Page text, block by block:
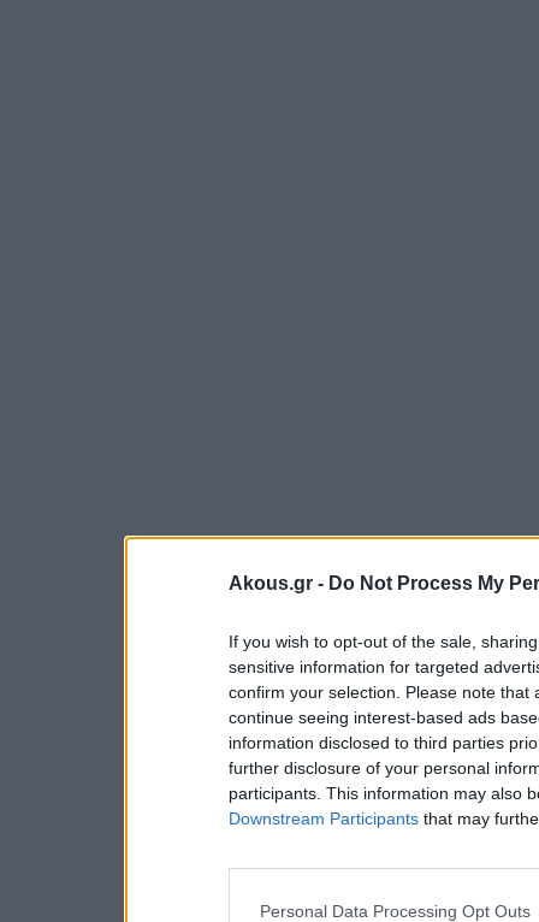
Akous.gr - Do Not Process My
If you wish to opt-out of the sale,
sensitive information for targeted
confirm your selection. Please note
continue seeing interest-based ads
information disclosed to third parties
further disclosure of your personal
participants. This information may also
Downstream Participants that may
Personal Data Processing Opt Outs